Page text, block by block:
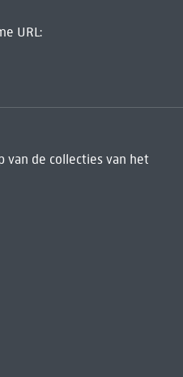
URL:
van de collecties van het